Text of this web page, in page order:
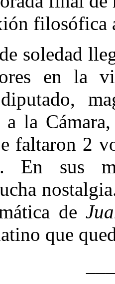
filosófica
soledad
en la
a la
faltaron 2
En sus
de
que